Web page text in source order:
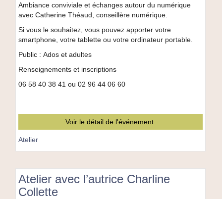
protéger
au
quotidien
»
Ambiance conviviale et échanges autour du numérique
avec Catherine Théaud, conseillère numérique.
Si vous le souhaitez, vous pouvez apporter votre
smartphone, votre tablette ou votre ordinateur portable.
Public : Ados et adultes
Renseignements et inscriptions
06 58 40 38 41 ou 02 96 44 06 60
Voir le détail de l'événement
Atelier
Atelier avec l’autrice Charline
Collette